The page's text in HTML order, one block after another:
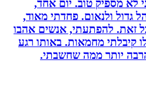
טוב. יום אחד,
ולנאום. פחדתי מאוד,
להפתעתי, אנשים אהבו
מחמאות. באותו רגע
יותר ממה שחשבתי.